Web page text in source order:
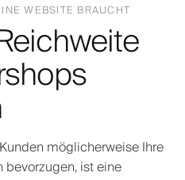
WEBSITE BRAUCHT
möglicherweise Ihre
ist eine